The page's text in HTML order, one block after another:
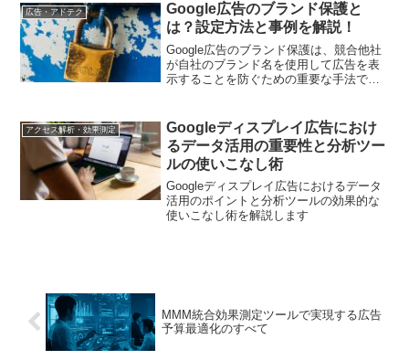
広告・アドテク
Google広告のブランド保護と
は？設定方法と事例を解説！
Google広告のブランド保護は、競合他社
が自社のブランド名を使用して広告を表
示することを防ぐための重要な手法で
す。
アクセス解析・効果測定
Googleディスプレイ広告におけ
るデータ活用の重要性と分析ツー
ルの使いこなし術
Googleディスプレイ広告におけるデータ
活用のポイントと分析ツールの効果的な
使いこなし術を解説します
MMM統合効果測定ツールで実現する広告
予算最適化のすべて